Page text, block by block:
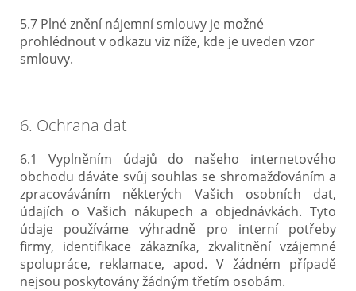
5.7 Plné znění nájemní smlouvy je možné
prohlédnout v odkazu viz níže, kde je uveden vzor
smlouvy.
6. Ochrana dat
6.1 Vyplněním údajů do našeho internetového
obchodu dáváte svůj souhlas se shromažďováním a
zpracováváním některých Vašich osobních dat,
údajích o Vašich nákupech a objednávkách. Tyto
údaje používáme výhradně pro interní potřeby
firmy, identifikace zákazníka, zkvalitnění vzájemné
spolupráce, reklamace, apod. V žádném případě
nejsou poskytovány žádným třetím osobám.